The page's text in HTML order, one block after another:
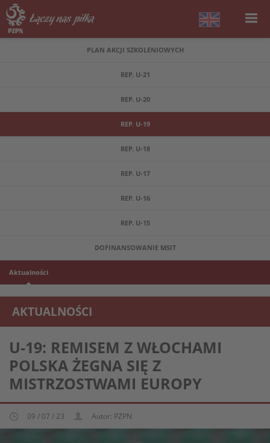
PLAN AKCJI SZKOLENIOWYCH
REP. U-21
REP. U-20
REP. U-19
REP. U-18
REP. U-17
REP. U-16
REP. U-15
DOFINANSOWANIE MSIT
Aktualności
AKTUALNOŚCI
REPREZENTACJA MŁODZIEŻOWA U-19
U-19: REMISEM Z WŁOCHAMI
POLSKA ŻEGNA SIĘ Z
MISTRZOSTWAMI EUROPY
09 / 07 / 23 Autor: PZPN